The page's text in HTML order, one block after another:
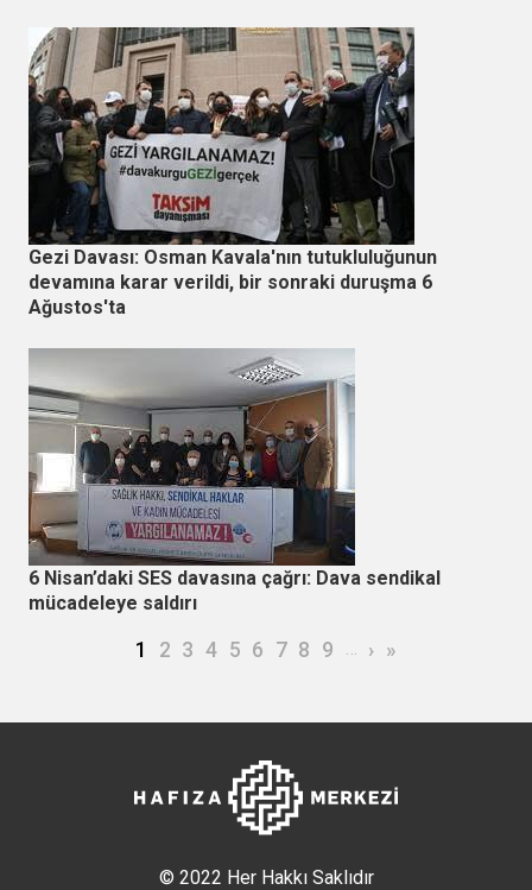
Gezi Davası: Osman Kavala'nın tutukluluğunun
devamına karar verildi, bir sonraki duruşma 6
Ağustos'ta
6 Nisan’daki SES davasına çağrı: Dava sendikal
mücadeleye saldırı
Şu an kullanılan sayfa
1 Page
2 Page
3 Page
4 Page
5 Page
6 Page
7 Page
8 Page
9 … Sonraki sayfa
› Son sayfa
»
© 2022 Her Hakkı Saklıdır